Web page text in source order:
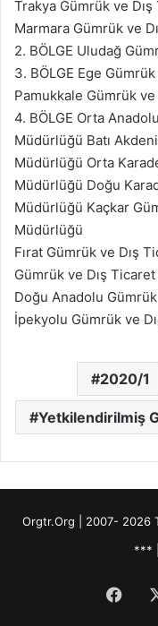
Trakya Gümrük ve
Marmara Gümrük ve
2. BÖLGE Uludağ
3. BÖLGE Ege
Pamukkale Gümrük
4. BÖLGE Orta
Müdürlüğü Batı
Müdürlüğü Orta
Müdürlüğü Doğu
Müdürlüğü Kaçkar
Müdürlüğü
Fırat Gümrük ve Dış
Gümrük ve Dış
Doğu Anadolu
İpekyolu Gümrük ve
2020/1
Yetkilendirilmiş
Orgtr.Org | 2007- 2026
***